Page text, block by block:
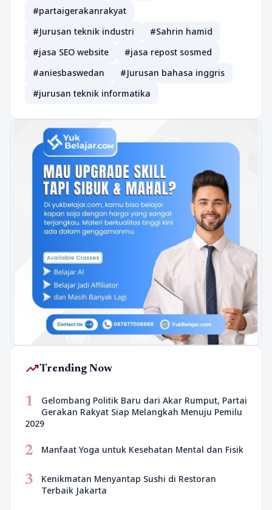
#partaigerakanrakyat
#Jurusan teknik industri
#Sahrin hamid
#jasa SEO website
#jasa repost sosmed
#aniesbaswedan
#Jurusan bahasa inggris
#jurusan teknik informatika
trending_upTrending Now
1
Gelombang Politik Baru dari Akar Rumput, Partai
Gerakan Rakyat Siap Melangkah Menuju Pemilu
2029
2 Manfaat Yoga untuk Kesehatan Mental dan Fisik
3
Kenikmatan Menyantap Sushi di Restoran
Terbaik Jakarta